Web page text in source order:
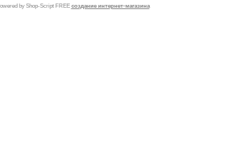
by Shop-Script FREE создание интернет-магазина